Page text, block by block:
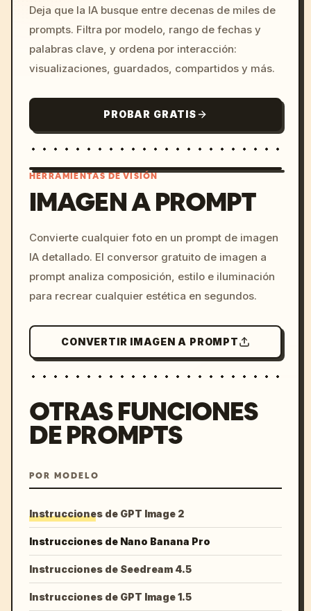
Deja que la IA busque entre decenas de miles de
prompts. Filtra por modelo, rango de fechas y
palabras clave, y ordena por interacción:
visualizaciones, guardados, compartidos y más.
PROBAR GRATIS
c, cyberpunk sunset, neon
colors, 8k --v 6.0
HERRAMIENTAS DE VISIÓN
IMAGEN A PROMPT
Convierte cualquier foto en un prompt de imagen
IA detallado. El conversor gratuito de imagen a
prompt analiza composición, estilo e iluminación
para recrear cualquier estética en segundos.
CONVERTIR IMAGEN A PROMPT
OTRAS FUNCIONES
DE PROMPTS
POR MODELO
Instrucciones de GPT Image 2
Instrucciones de Nano Banana Pro
Instrucciones de Seedream 4.5
Instrucciones de GPT Image 1.5